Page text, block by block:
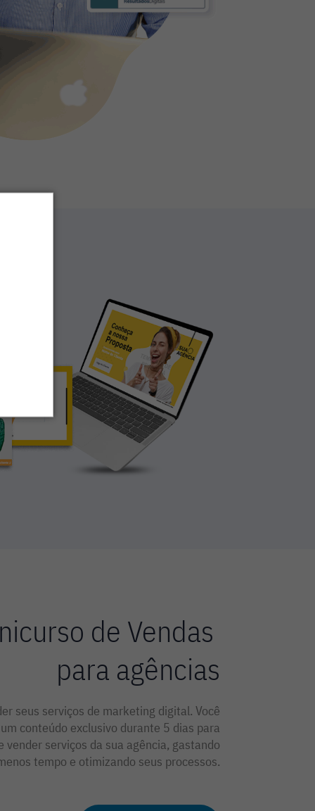
de Vendas
para agências
seus serviços de marketing digital. Você
conteúdo exclusivo durante 5 dias para
serviços da sua agência, gastando
tempo e otimizando seus processos.